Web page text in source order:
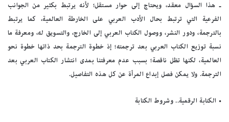
ـ هذا السؤال معقد، ويحتاج إلى حوار مستقل؛ لأنه يرتبط بكثير من الجوانب
الفرعية التي ترتبط بحال الأدب العربي على الخارطة العالمية، كما يرتبط
بالترجمة، ودور النشر، ووصول الكتاب العربي إلى الخارج، والتسويق له، ومعرفة ما
نسبة توزيع الكتاب العربي بعد ترجمته؛ إذ خطوة الترجمة بحد ذاتها خطوة نحو
العالمية، لكنها تظل ناقصة؛ بسبب عدم معرفتنا بمدى انتشار الكتاب العربي بعد
الترجمة. ولا يمكن فصل إبداع المرأة عن كل هذه التفاصيل.
• الكتابة الرقمية.. وشروط الكتابة